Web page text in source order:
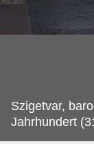
Szigetvar,
Jahrhundert